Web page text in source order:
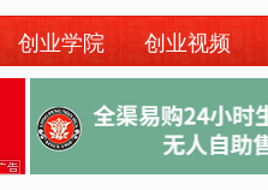
创业学院 创业视频